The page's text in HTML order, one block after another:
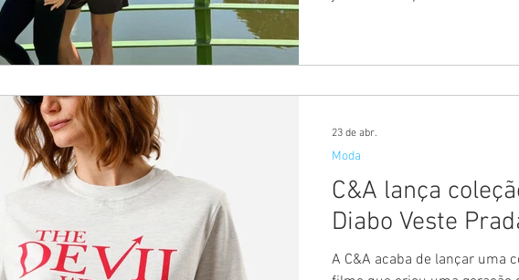
comunicação e
refletindo uma rotina
C&A lança
Diabo Veste
A C&A acaba de lançar uma
Moda
23 de abr.